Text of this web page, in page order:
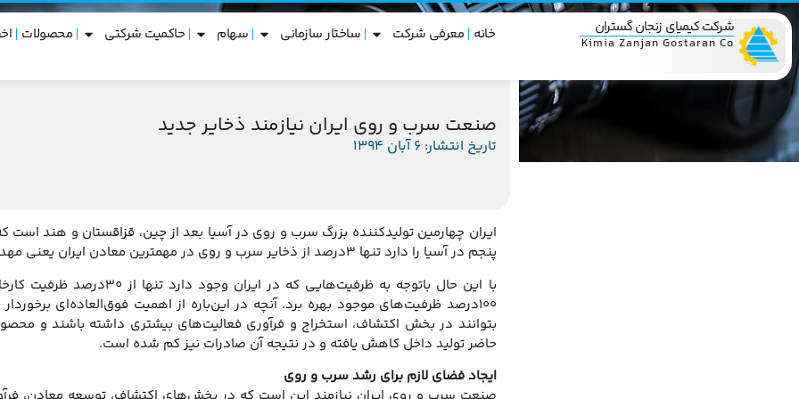
شرکت کیمیای زنجان گستران
Kimia Zanjan Gostaran Co خانه معرفی شرکت ساختار سازمانی سهام حاکمیت شرکتی محصولات
صنعت سرب و روی ایران نیازمند ذخایر جدید
تاریخ انتشار: 6 آبان 1394
ایران چهارمین تولیدکننده بزرگ سرب و روی در آسیا بعد از چین، قزاقستان و هند
پنجم در آسیا را دارد تنها ۳درصد از ذخایر سرب و روی در مهمترین معادن ایران یعنی مهدی‌آباد و انگوران قرار دارد.
با این حال باتوجه به
۱۰۰درصد ظرفیت‌های موجود بهره برد. آنچه در این‌باره از اهمیت فوق‌العاده‌ای
بتوانند در بخش اکتشاف، استخراج و فرآوری فعالیت‌های بیشتری داشته باشند و
حاضر تولید داخل کاهش یافته و در نتیجه آن صادرات نیز کم شده است.
ایجاد فضای لازم برای رشد سرب و روی